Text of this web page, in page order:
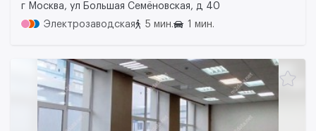
г Москва, ул Большая Семёновская, д 40
Электрозаводская
5 мин. 1 мин.